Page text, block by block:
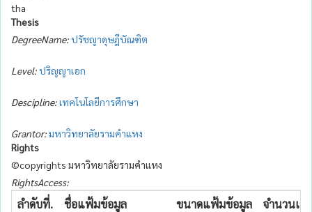
tha
Thesis
DegreeName:ปรัชญาดุษฎีบัณฑิต
Level:ปริญญาเอก
Descipline:เทคโนโลยีการศึกษา
Grantor:มหาวิทยาลัยรามคำแหง
Rights
©copyrights มหาวิทยาลัยรามคำแหง
RightsAccess:
ลำดับที่. ชื่อแฟ้มข้อมูล ขนาดแฟ้มข้อมูล
จำนวนเข้